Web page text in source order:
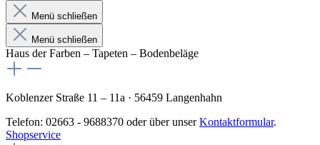
Menü schließen
Menü schließen
Haus der Farben – Tapeten – Bodenbeläge
Koblenzer Straße 11 – 11a · 56459 Langenhahn
Telefon: 02663 - 9688370 oder über unserKontaktformular.
Shopservice